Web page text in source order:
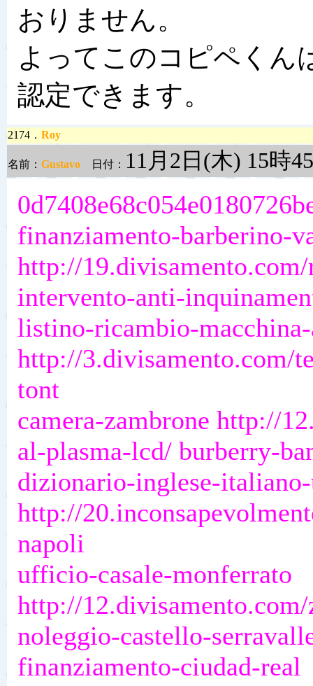
おりません。
よってこのコピペくん
認定できます。
2174． Roy
名前： Gustavo 日付： 11月2日(木) 15時
finanziamento-barberino-
http://
intervento-anti-
listino-ricambio-
http://3.divisamento.com/
tont
camera-zambrone http://
al-plasma-lcd/ burberry-
dizionario-inglese-
http://
napoli
ufficio-casale-monferrato
http://
noleggio-castello-
finanziamento-ciudad-real